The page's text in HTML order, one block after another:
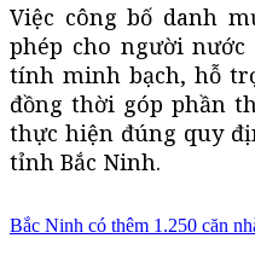
Việc công bố danh
phép cho người
tính minh bạch, hỗ
đồng thời góp phần
thực hiện đúng quy
tỉnh Bắc Ninh.
Bắc Ninh có thêm 1.250 căn